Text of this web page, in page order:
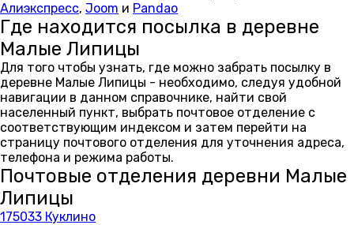
Алиэкспресс, Joom и Pandao
Где находится посылка в деревне
Малые Липицы
Для того чтобы узнать, где можно забрать посылку в
деревне Малые Липицы - необходимо, следуя удобной
навигации в данном справочнике, найти свой
населенный пункт, выбрать почтовое отделение с
соответствующим индексом и затем перейти на
страницу почтового отделения для уточнения адреса,
телефона и режима работы.
Почтовые отделения деревни Малые
Липицы
175033 Куклино